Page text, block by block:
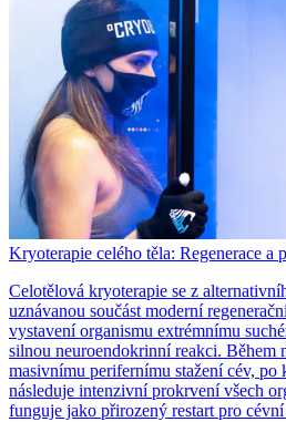
Kryoterapie celého těla: Regenerace a
Celotělová kryoterapie se z
uznávanou součást moderní
vystavení organismu extrémnímu
silnou neuroendokrinní reakci. Během
masivnímu perifernímu stažení cév, po
následuje intenzivní prokrvení všech
funguje jako přirozený restart pro